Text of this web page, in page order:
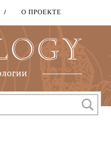
О ПРОЕКТЕ